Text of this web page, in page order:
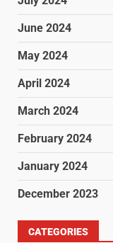
June 2024
May 2024
April 2024
March 2024
February 2024
January 2024
December 2023
CATEGORIES